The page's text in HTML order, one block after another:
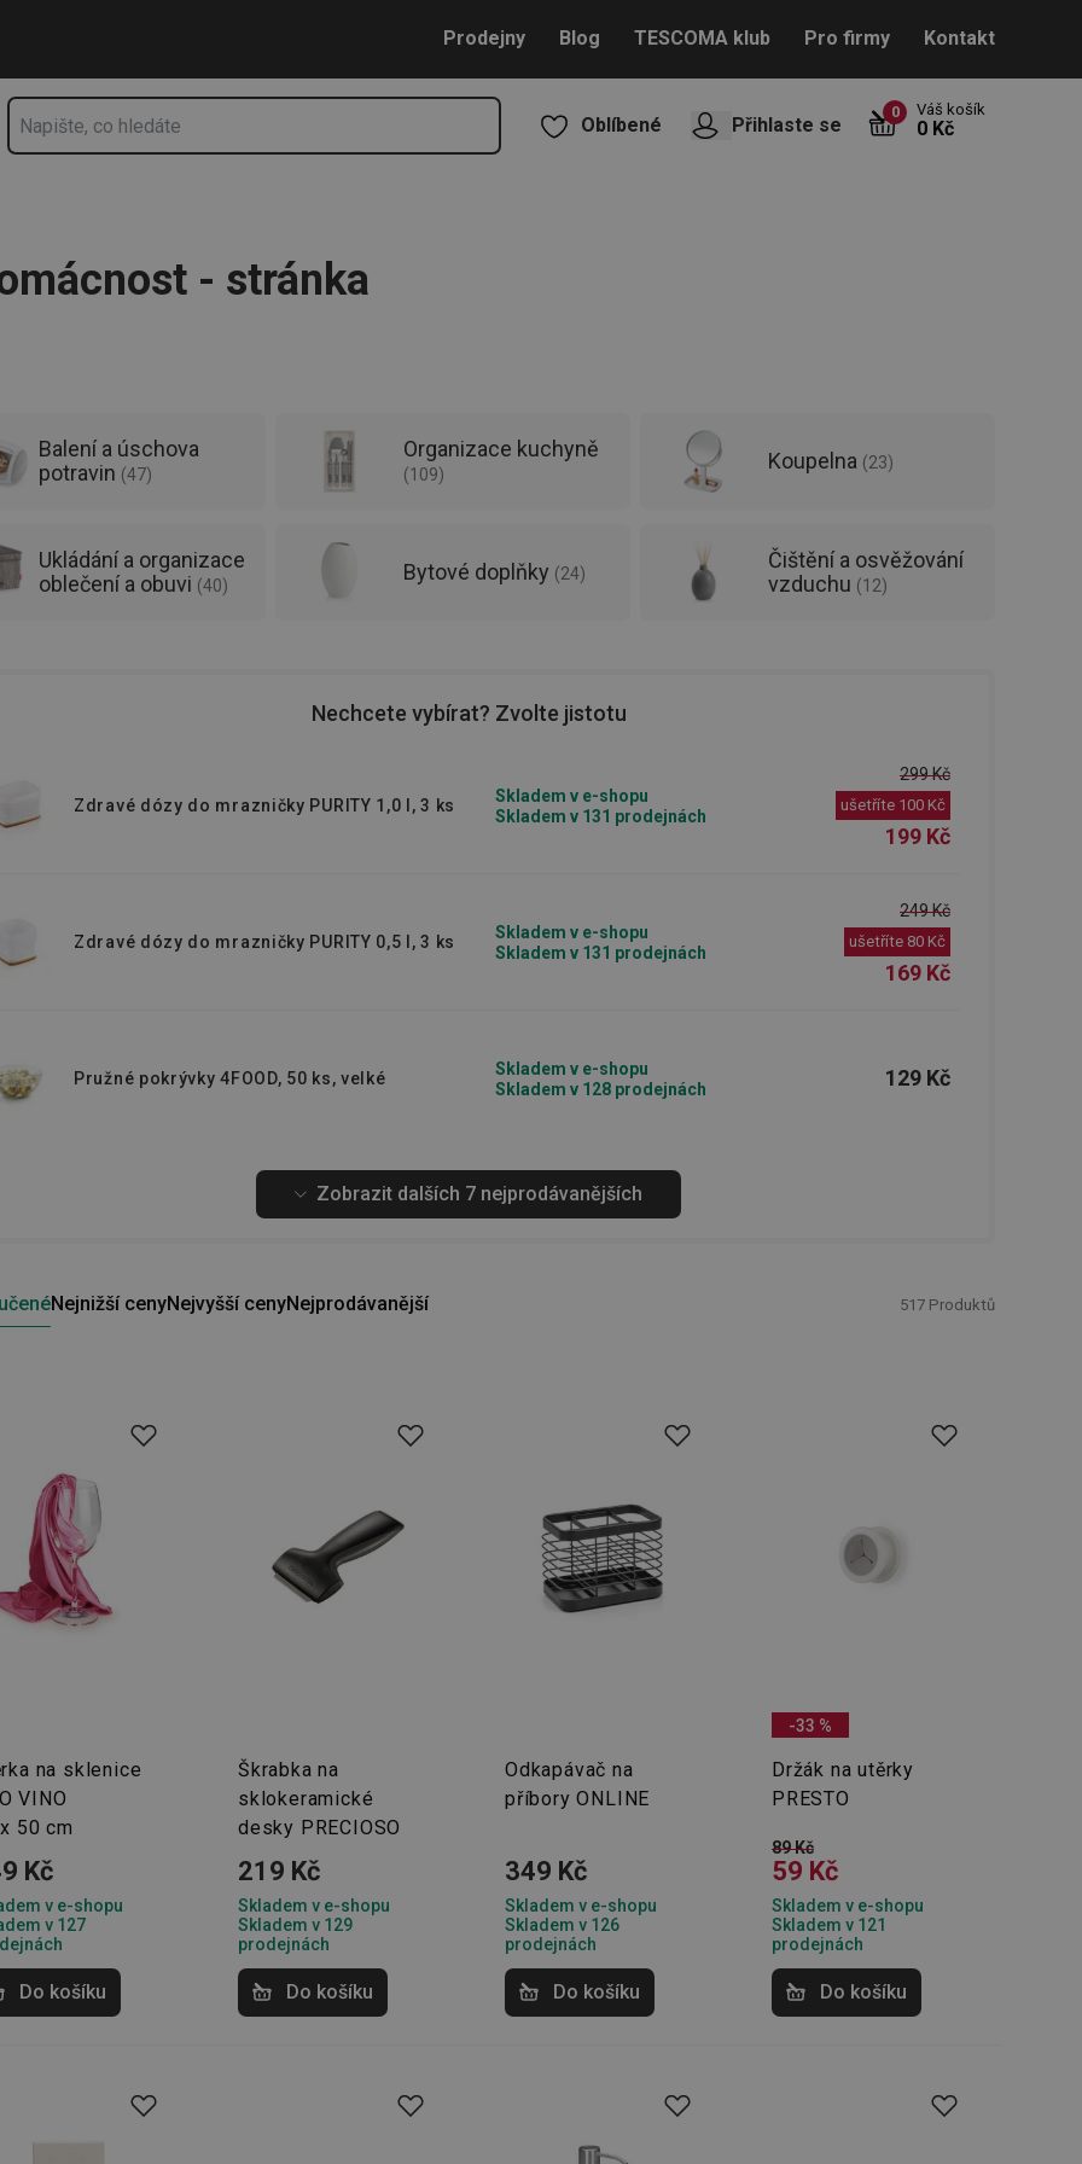
Prodejny Blog TESCOMA klub Pro firmy Kontakt
Oblíbené Přihlaste se
0 Váš košík
0 Kč
- stránka
Balení a úschova
potravin (47)
Organizace kuchyně
(109)
Koupelna (23)
Ukládání a organizace
oblečení a obuvi (40)
Bytové doplňky (24)
Čištění a osvěžování
vzduchu (12)
Nechcete vybírat? Zvolte jistotu
Zdravé dózy do mrazničky PURITY 1,0 l, 3 ks
Skladem v e-shopu
Skladem v 131 prodejnách
299 Kč
ušetříte 100 Kč
199 Kč
Zdravé dózy do mrazničky PURITY 0,5 l, 3 ks
Skladem v e-shopu
Skladem v 131 prodejnách
249 Kč
ušetříte 80 Kč
169 Kč
Pružné pokrývky 4FOOD, 50 ks, velké
Skladem v e-shopu
Skladem v 128 prodejnách
129 Kč
Zobrazit dalších 7 nejprodávanějších
Nejnižší cenyNejvyšší cenyNejprodávanější 517 Produktů
na sklenice
VINO
50 cm
Kč
v e-shopu
v 127
Do košíku
Škrabka na
sklokeramické
desky PRECIOSO
219 Kč
Skladem v e-shopu
Skladem v 129
prodejnách
Do košíku
Odkapávač na
příbory ONLINE
349 Kč
Skladem v e-shopu
Skladem v 126
prodejnách
Do košíku
-33 %
Držák na utěrky
PRESTO
89 Kč
59 Kč
Skladem v e-shopu
Skladem v 121
prodejnách
Do košíku